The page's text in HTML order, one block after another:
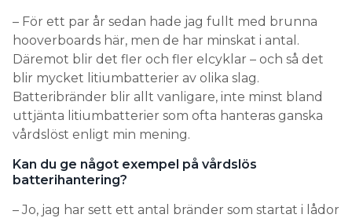
– För ett par år sedan hade jag fullt med brunna
hooverboards här, men de har minskat i antal.
Däremot blir det fler och fler elcyklar – och så det
blir mycket litiumbatterier av olika slag.
Batteribränder blir allt vanligare, inte minst bland
uttjänta litiumbatterier som ofta hanteras ganska
vårdslöst enligt min mening.
Kan du ge något exempel på vårdslös
batterihantering?
– Jo, jag har sett ett antal bränder som startat i lådor